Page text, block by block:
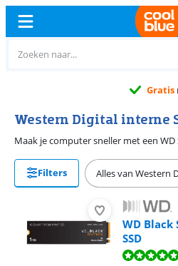
Gratis
Western Digital interne
Filters Alles van Western
WD Black
SSD
Beoordeling is 9,7 van de 10,